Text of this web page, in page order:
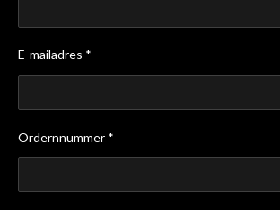
E-mailadres *
Ordernnummer *